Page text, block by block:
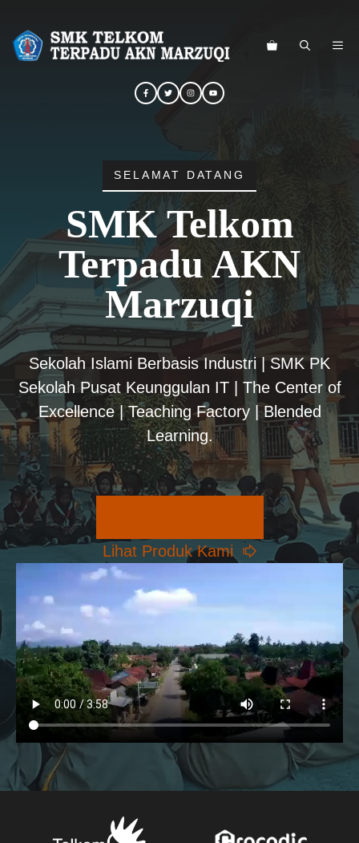
SELAMAT DATANG
SMK Telkom
Terpadu AKN
Marzuqi
Sekolah Islami Berbasis Industri | SMK PK
Sekolah Pusat Keunggulan IT | The Center of
Excellence | Teaching Factory | Blended
Learning.
Lihat Produk Kami